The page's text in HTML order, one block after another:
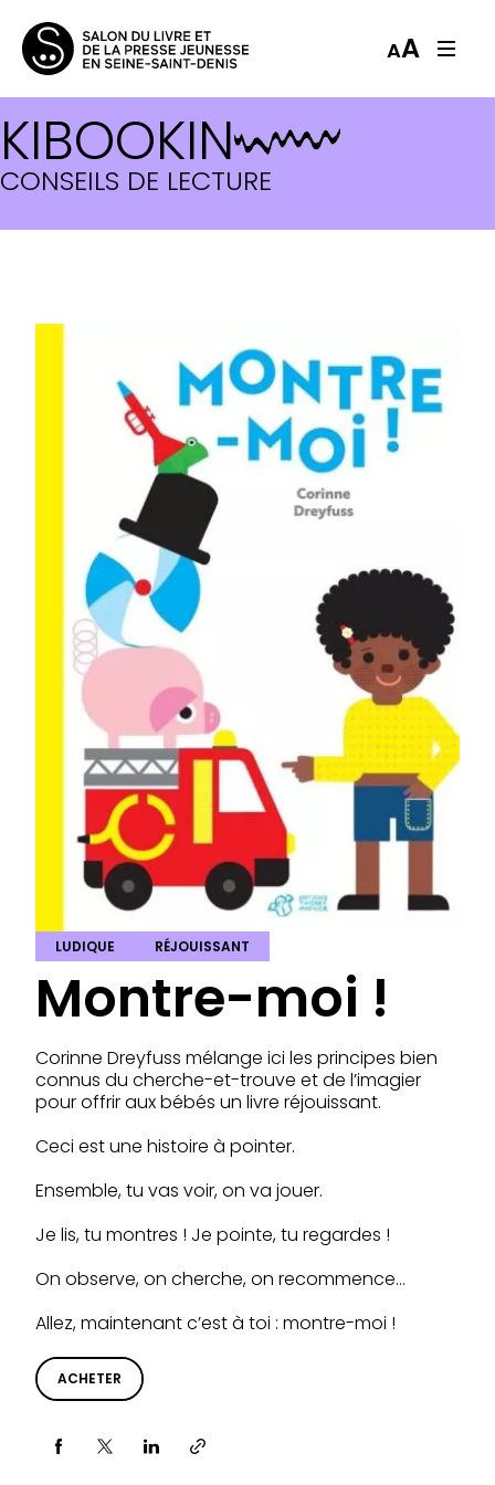
AA
KIBOOKIN
CONSEILS DE LECTURE
LUDIQUE RÉJOUISSANT
Montre-moi !
Corinne Dreyfuss mélange ici les principes bien
connus du cherche-et-trouve et de l’imagier
pour offrir aux bébés un livre réjouissant.
Ceci est une histoire à pointer.
Ensemble, tu vas voir, on va jouer.
Je lis, tu montres ! Je pointe, tu regardes !
On observe, on cherche, on recommence…
Allez, maintenant c’est à toi : montre-moi !
ACHETER
Partager via